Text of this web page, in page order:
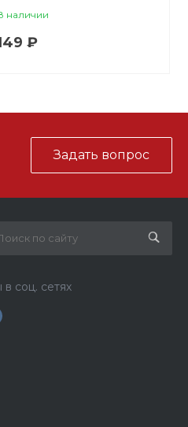
наличии
₽
Задать вопрос
соц. сетях